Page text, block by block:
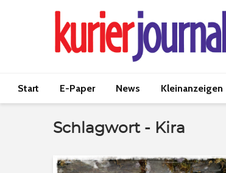
Start E-Paper News Kleinanzeigen
Schlagwort - Kira